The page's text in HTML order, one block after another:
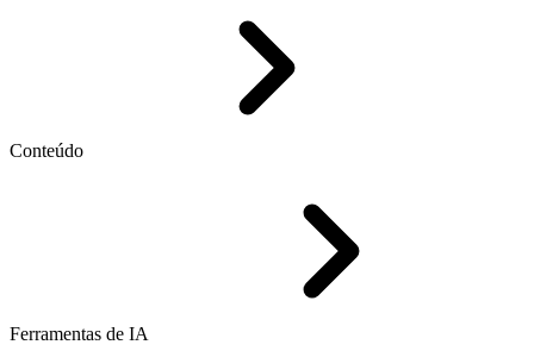
Conteúdo
Ferramentas de IA